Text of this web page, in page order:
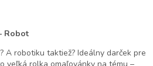
Robot
A robotiku taktiež? Ideálny darček pre